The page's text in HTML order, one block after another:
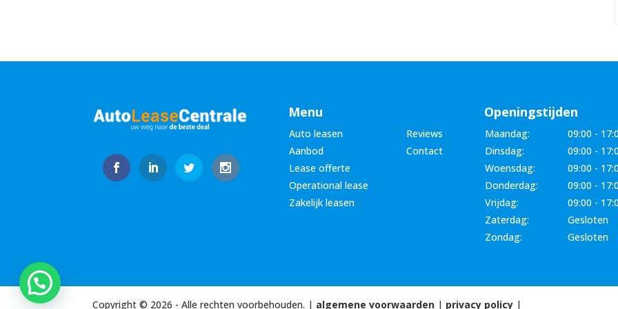
Menu
Auto leasen
Reviews
Aanbod
Contact
Lease offerte
Operational lease
Zakelijk leasen
Openingstijden
Maandag:
09:00 -
Dinsdag:
09:00 -
Woensdag:
09:00 -
Donderdag:
09:00 -
Vrijdag:
09:00 -
Zaterdag:
Gesloten
Zondag:
Gesloten
Copyright © 2026 - Alle rechten voorbehouden. | algemene voorwaarden | privacy policy |